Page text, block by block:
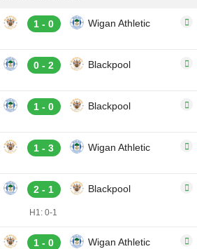
1 - 0 Wigan Athletic
0 - 2 Blackpool
1 - 0 Blackpool
1 - 3 Wigan Athletic
2 - 1 Blackpool
H1: 0-1
1 - 0 Wigan Athletic